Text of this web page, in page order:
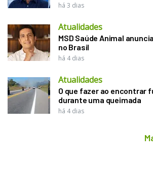
há 3 dias
Atualidades
MSD Saúde Animal
no Brasil
há 4 dias
Atualidades
O que fazer ao encontrar
durante uma queimada
há 4 dias